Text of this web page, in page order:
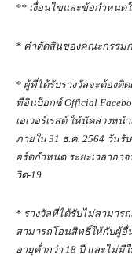
** เงื่อนไขและข้อกำหนด
* คำตัดสินของคณะกรรม
* ผู้ที่ได้รับรางวัลจะต้องติ
ที่อินบ็อกซ์Official
เอเวอร์เรสต์ ให้นัดล่วงห
ภายใน 31 ธ.ค. 2564 วันรั
อร์ดกำหนด ระยะเวลาอา
วิด-19
* รางวัลที่ได้รับไม่สามาร
สามารถโอนสิทธิ์ให้กับผู้อื่
อายุต่ำกว่า 18 ปี และไม่มี